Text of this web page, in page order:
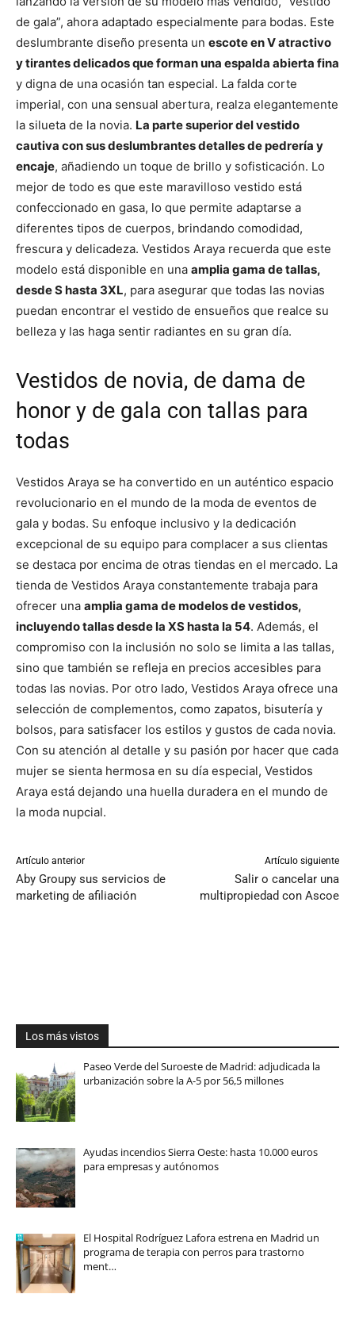
de gala”, ahora adaptado especialmente para bodas. Este
deslumbrante diseño presenta un escote en V atractivo
y tirantes delicados que forman una espalda abierta fina
y digna de una ocasión tan especial. La falda corte
imperial, con una sensual abertura, realza elegantemente
la silueta de la novia. La parte superior del vestido
cautiva con sus deslumbrantes detalles de pedrería y
encaje, añadiendo un toque de brillo y sofisticación. Lo
mejor de todo es que este maravilloso vestido está
confeccionado en gasa, lo que permite adaptarse a
diferentes tipos de cuerpos, brindando comodidad,
frescura y delicadeza. Vestidos Araya recuerda que este
modelo está disponible en una amplia gama de tallas,
desde S hasta 3XL, para asegurar que todas las novias
puedan encontrar el vestido de ensueños que realce su
belleza y las haga sentir radiantes en su gran día.
Vestidos de novia, de dama de
honor y de gala con tallas para
todas
Vestidos Araya se ha convertido en un auténtico espacio
revolucionario en el mundo de la moda de eventos de
gala y bodas. Su enfoque inclusivo y la dedicación
excepcional de su equipo para complacer a sus clientas
se destaca por encima de otras tiendas en el mercado. La
tienda de Vestidos Araya constantemente trabaja para
ofrecer una amplia gama de modelos de vestidos,
incluyendo tallas desde la XS hasta la 54. Además, el
compromiso con la inclusión no solo se limita a las tallas,
sino que también se refleja en precios accesibles para
todas las novias. Por otro lado, Vestidos Araya ofrece una
selección de complementos, como zapatos, bisutería y
bolsos, para satisfacer los estilos y gustos de cada novia.
Con su atención al detalle y su pasión por hacer que cada
mujer se sienta hermosa en su día especial, Vestidos
Araya está dejando una huella duradera en el mundo de
la moda nupcial.
Artículo anterior
Aby Groupy sus servicios de
marketing de afiliación
Artículo siguiente
Salir o cancelar una
multipropiedad con Ascoe
Los más vistos
Paseo Verde del Suroeste de Madrid: adjudicada la
urbanización sobre la A-5 por 56,5 millones
Ayudas incendios Sierra Oeste: hasta 10.000 euros
para empresas y autónomos
El Hospital Rodríguez Lafora estrena en Madrid un
programa de terapia con perros para trastorno
ment…